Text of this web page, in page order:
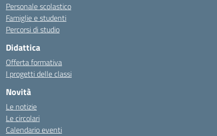
Personale scolastico
Famiglie e studenti
Percorsi di studio
Didattica
Offerta formativa
I progetti delle classi
Novità
Le notizie
Le circolari
Calendario eventi